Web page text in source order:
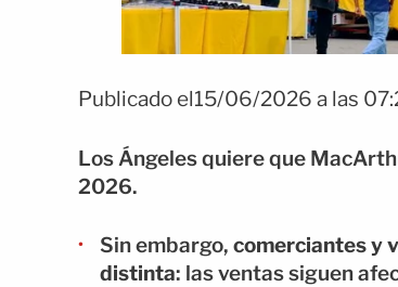
Publicado el15/06/2026 a las
Los Ángeles quiere que
2026.
Sin embargo, comerciantes y
distinta: las ventas siguen